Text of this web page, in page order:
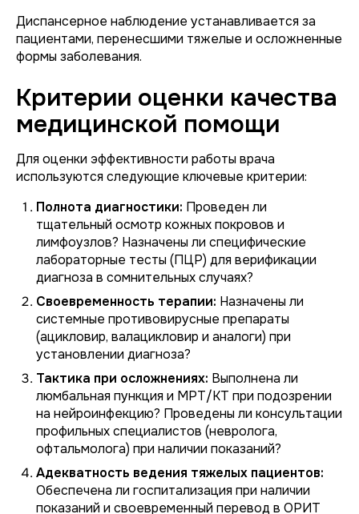
Диспансерное наблюдение устанавливается за
пациентами, перенесшими тяжелые и осложненные
формы заболевания.
Критерии оценки качества
медицинской помощи
Для оценки эффективности работы врача
используются следующие ключевые критерии:
Полнота диагностики: Проведен ли
тщательный осмотр кожных покровов и
лимфоузлов? Назначены ли специфические
лабораторные тесты (ПЦР) для верификации
диагноза в сомнительных случаях?
Своевременность терапии: Назначены ли
системные противовирусные препараты
(ацикловир, валацикловир и аналоги) при
установлении диагноза?
Тактика при осложнениях: Выполнена ли
люмбальная пункция и МРТ/КТ при подозрении
на нейроинфекцию? Проведены ли консультации
профильных специалистов (невролога,
офтальмолога) при наличии показаний?
Адекватность ведения тяжелых пациентов:
Обеспечена ли госпитализация при наличии
показаний и своевременный перевод в ОРИТ